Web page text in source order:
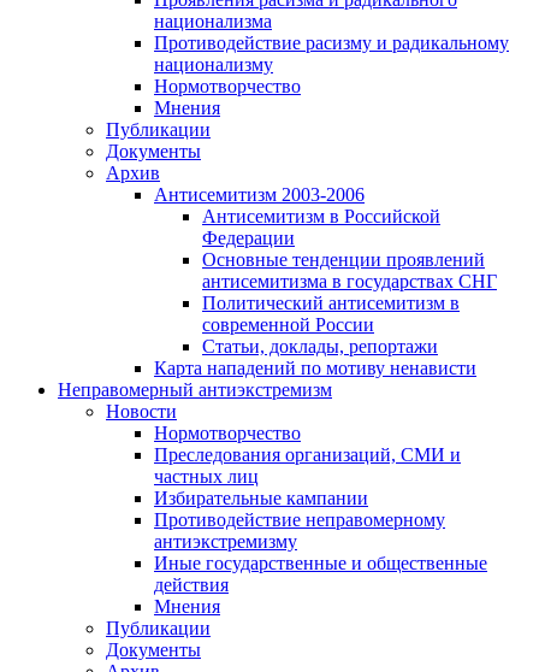
национализма
Противодействие расизму и радикальному
национализму
Нормотворчество
Мнения
Публикации
Документы
Архив
Антисемитизм 2003-2006
Антисемитизм в Российской
Федерации
Основные тенденции проявлений
антисемитизма в государствах СНГ
Политический антисемитизм в
современной России
Статьи, доклады, репортажи
Карта нападений по мотиву ненависти
Неправомерный антиэкстремизм
Новости
Нормотворчество
Преследования организаций, СМИ и
частных лиц
Избирательные кампании
Противодействие неправомерному
антиэкстремизму
Иные государственные и общественные
действия
Мнения
Публикации
Документы